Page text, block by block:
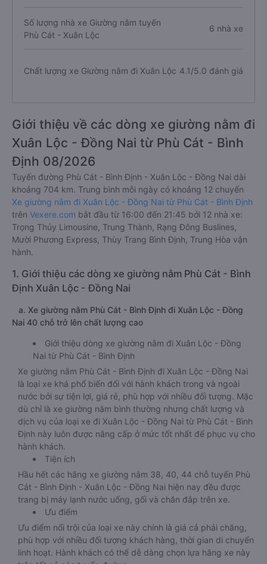
Số lượng chuyến xe Giường nằm đi
Xuân Lộc
12 chuyến
Số lượng nhà xe Giường nằm tuyến
Phù Cát - Xuân Lộc
6 nhà xe
Giới thiệu về các dòng xe giường nằm đi
Xuân Lộc - Đồng Nai từ Phù Cát - Bình
Định 08/2026
Tuyến đường Phù Cát - Bình Định - Xuân Lộc - Đồng Nai dài
khoảng 704 km. Trung bình mỗi ngày có khoảng 12 chuyến
Xe giường nằm đi Xuân Lộc - Đồng Nai từ Phù Cát - Bình Định
trên Vexere.com
Trọng Thủy Limousine, Trung Thành, Rạng Đông Buslines,
Mười Phương Express, Thùy Trang Bình Định, Trung Hòa vận
hành.
1. Giới thiệu các dòng xe giường nằm Phù Cát - Bình
Định Xuân Lộc - Đồng Nai
a. Xe giường nằm Phù Cát - Bình Định đi Xuân Lộc - Đồng
Nai 40 chỗ trở lên chất lượng cao
Giới thiệu dòng xe giường nằm đi Xuân Lộc - Đồng
Nai từ Phù Cát - Bình Định
Xe giường nằm Phù Cát - Bình Định đi Xuân Lộc - Đồng Nai
là loại xe khá phổ biến đối với hành khách trong và ngoài
nước bởi sự tiện lợi, giá rẻ, phù hợp với nhiều đối tượng. Mặc
dù chỉ là xe giường nằm bình thường nhưng chất lượng và
dịch vụ của loại xe đi Xuân Lộc - Đồng Nai từ Phù Cát - Bình
Định này luôn được nâng cấp ở mức tốt nhất để phục vụ cho
hành khách.
Tiện ích
Hầu hết các hãng xe giường nằm 38, 40, 44 chỗ tuyến Phù
Cát - Bình Định - Xuân Lộc - Đồng Nai hiện nay đều được
trang bị máy lạnh nước uống, gối và chăn đắp trên xe.
Ưu điểm